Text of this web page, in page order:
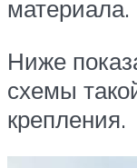
материала.
Ниже
схемы
крепления.